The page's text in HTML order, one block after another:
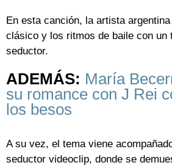
En esta canción, la artista
clásico y los ritmos de baile con un
seductor.
ADEMÁS: María
su romance con J Rei
los besos
A su vez, el tema viene
seductor videoclip, donde se